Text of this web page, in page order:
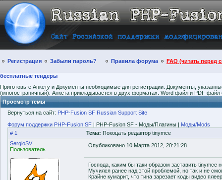
Регистрация Забыли пароль? Правила форума FAQ (читать перед
бесплатные тендеры
Приготовьте Анкету и Документы необходимые для регистрации. Документы,
(многостраничный). Анкета прикладывается в двух форматах: Word файл и PDF
Просмотр темы
Вернуться на сайт: PHP-Fusion SF Russian Support Site
Форум поддержки PHP-Fusion SF | PHP-Fusion SF - Моды/Плагины | Моды/Mods
# 1
Тема: Покоцать редактор tinymce
SergioSV
Пользователь
Опубликовано 10 Марта 2012, 20:21:28
Господа, каким бы таки образом заставить tinymce
Мучился ранее над этой проблемой, но так и не
Крайне кумарит, что тина зарезает коды видео